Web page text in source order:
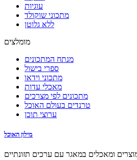
עוגיות
מתכוני שוקולד
ללא גלוטן
מומלצים
מנתח המתכונים
ספרי בישול
מתכוני וידאו
מאכלי עדות
מתכונים לפי מצרכים
טרנדים בעולם האוכל
ערוצי תוכן
מילון האוכל